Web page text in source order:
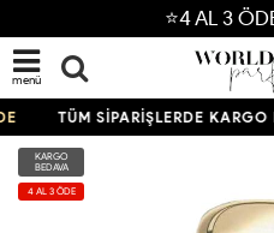
⭐4 AL 3
menü
TÜM SİPARİŞLERDE KARGO
KARGO
BEDAVA
4 AL 3 ÖDE